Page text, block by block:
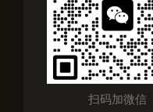
扫码加微信